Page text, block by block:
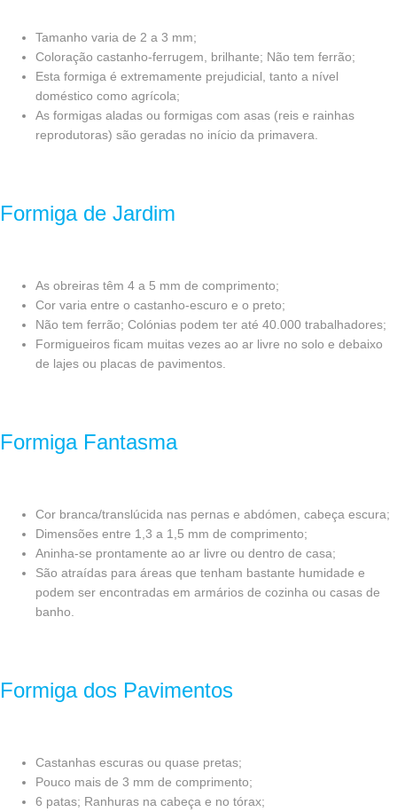
Tamanho varia de 2 a 3 mm;
Coloração castanho-ferrugem, brilhante; Não tem ferrão;
Esta formiga é extremamente prejudicial, tanto a nível
doméstico como agrícola;
As formigas aladas ou formigas com asas (reis e rainhas
reprodutoras) são geradas no início da primavera.
Formiga de Jardim
As obreiras têm 4 a 5 mm de comprimento;
Cor varia entre o castanho-escuro e o preto;
Não tem ferrão; Colónias podem ter até 40.000 trabalhadores;
Formigueiros ficam muitas vezes ao ar livre no solo e debaixo
de lajes ou placas de pavimentos.
Formiga Fantasma
Cor branca/translúcida nas pernas e abdómen, cabeça escura;
Dimensões entre 1,3 a 1,5 mm de comprimento;
Aninha-se prontamente ao ar livre ou dentro de casa;
São atraídas para áreas que tenham bastante humidade e
podem ser encontradas em armários de cozinha ou casas de
banho.
Formiga dos Pavimentos
Castanhas escuras ou quase pretas;
Pouco mais de 3 mm de comprimento;
6 patas; Ranhuras na cabeça e no tórax;